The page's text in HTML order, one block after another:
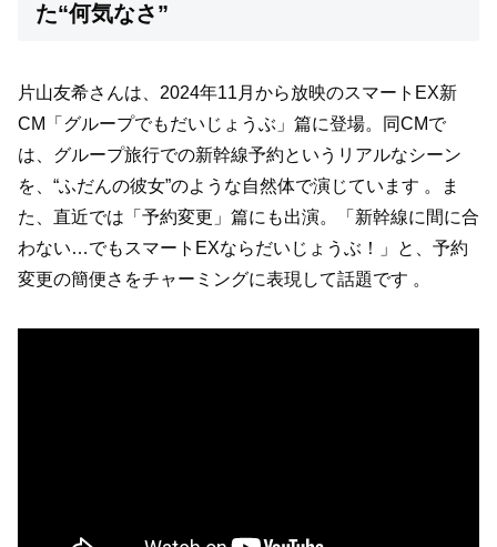
た“何気なさ”
片山友希さんは、2024年11月から放映のスマートEX新
CM「グループでもだいじょうぶ」篇に登場。同CMで
は、グループ旅行での新幹線予約というリアルなシーン
を、“ふだんの彼女”のような自然体で演じています 。ま
た、直近では「予約変更」篇にも出演。「新幹線に間に合
わない…でもスマートEXならだいじょうぶ！」と、予約
変更の簡便さをチャーミングに表現して話題です 。